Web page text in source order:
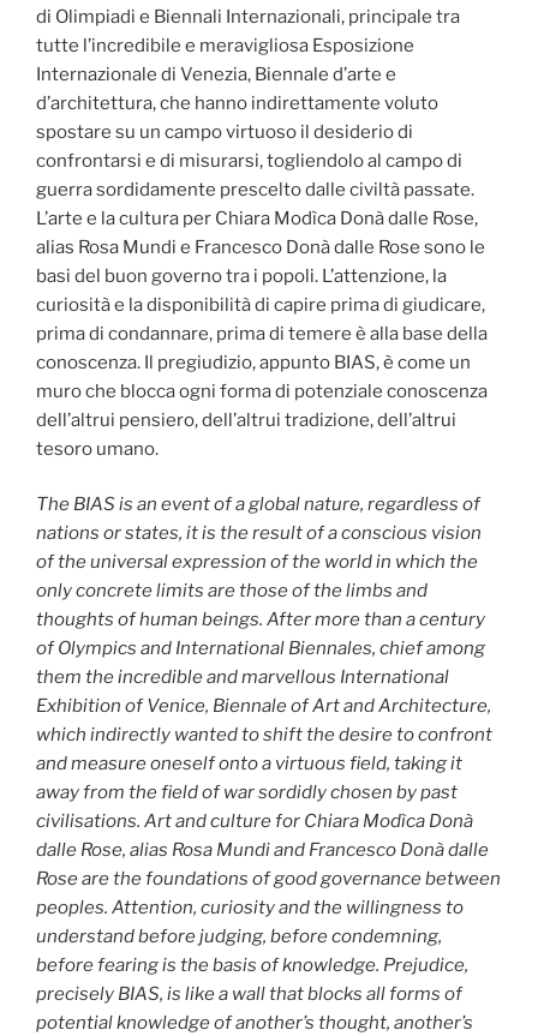
di Olimpiadi e Biennali Internazionali, principale tra
tutte l’incredibile e meravigliosa Esposizione
Internazionale di Venezia, Biennale d’arte e
d’architettura, che hanno indirettamente voluto
spostare su un campo virtuoso il desiderio di
confrontarsi e di misurarsi, togliendolo al campo di
guerra sordidamente prescelto dalle civiltà passate.
L’arte e la cultura per Chiara Modìca Donà dalle Rose,
alias Rosa Mundi e Francesco Donà dalle Rose sono le
basi del buon governo tra i popoli. L’attenzione, la
curiosità e la disponibilità di capire prima di giudicare,
prima di condannare, prima di temere è alla base della
conoscenza. Il pregiudizio, appunto BIAS, è come un
muro che blocca ogni forma di potenziale conoscenza
dell’altrui pensiero, dell’altrui tradizione, dell’altrui
tesoro umano.
The BIAS is an event of a global nature, regardless of
nations or states, it is the result of a conscious vision
of the universal expression of the world in which the
only concrete limits are those of the limbs and
thoughts of human beings. After more than a century
of Olympics and International Biennales, chief among
them the incredible and marvellous International
Exhibition of Venice, Biennale of Art and Architecture,
which indirectly wanted to shift the desire to confront
and measure oneself onto a virtuous field, taking it
away from the field of war sordidly chosen by past
civilisations. Art and culture for Chiara Modìca Donà
dalle Rose, alias Rosa Mundi and Francesco Donà dalle
Rose are the foundations of good governance between
peoples. Attention, curiosity and the willingness to
understand before judging, before condemning,
before fearing is the basis of knowledge. Prejudice,
precisely BIAS, is like a wall that blocks all forms of
potential knowledge of another’s thought, another’s